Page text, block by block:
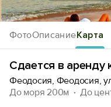
ФотоОписаниеКарта
Сдается в
Феодосия, Феодосия,
До моря 200м
До